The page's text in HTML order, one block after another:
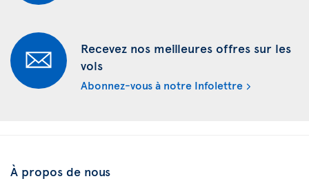
Recevez nos meilleures offres sur les
vols
Abonnez-vous à notre Infolettre
À propos de nous